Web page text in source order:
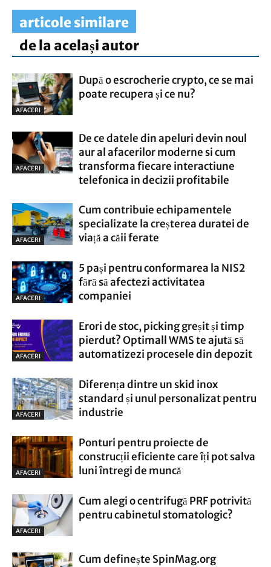
articole similare
de la același autor
AFACERI
După o escrocherie crypto, ce se mai
poate recupera și ce nu?
AFACERI
De ce datele din apeluri devin noul
aur al afacerilor moderne si cum
transforma fiecare interactiune
telefonica in decizii profitabile
AFACERI
Cum contribuie echipamentele
specializate la creșterea duratei de
viață a căii ferate
AFACERI
5 pași pentru conformarea la NIS2
fără să afectezi activitatea
companiei
AFACERI
Erori de stoc, picking greșit și timp
pierdut? Optimall WMS te ajută să
automatizezi procesele din depozit
AFACERI
Diferența dintre un skid inox
standard și unul personalizat pentru
industrie
AFACERI
Ponturi pentru proiecte de
construcții eficiente care îți pot salva
luni întregi de muncă
AFACERI
Cum alegi o centrifugă PRF potrivită
pentru cabinetul stomatologic?
Cum definește SpinMag.org